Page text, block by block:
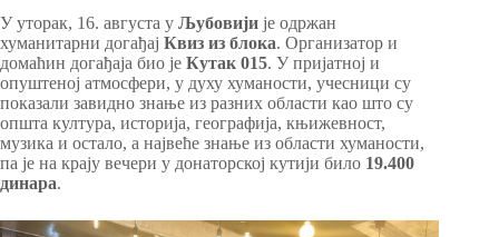
У уторак, 16. августа у Љубовији је одржан
хуманитарни догађај Квиз из блока. Организатор и
домаћин догађаја био је Кутак 015. У пријатној и
опуштеној атмосфери, у духу хуманости, учесници су
показали завидно знање из разних области као што су
општа култура, историја, географија, књижевност,
музика и остало, а највеће знање из области хуманости,
па је на крају вечери у донаторској кутији било 19.400
динара.